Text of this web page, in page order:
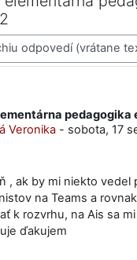
Veronika - sobota, 17
, ak by mi niekto vedel
na Teams a
k rozvrhu, na Ais sa
ďakujem